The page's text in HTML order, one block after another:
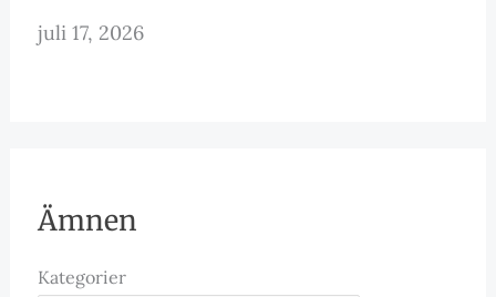
juli 17, 2026
Ämnen
Kategorier